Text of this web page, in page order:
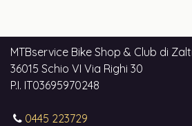
MTBservice Bike Shop & Club di
36015 Schio VI Via Righi 30
P.I. IT03695970248
0445 223729